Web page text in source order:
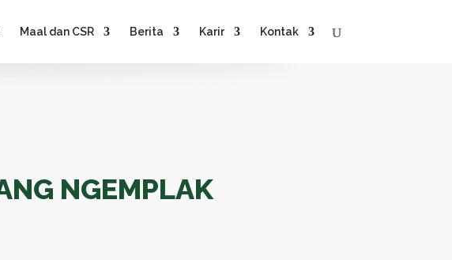
Maal dan CSR Berita Karir Kontak
NGEMPLAK